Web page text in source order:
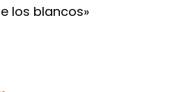
los blancos»